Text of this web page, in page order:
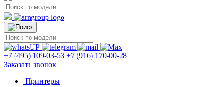
+7 (495) 109-03-53 +7 (916) 170-00-28
Заказать звонок
Принтеры